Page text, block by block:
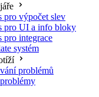
pro výpočet slev
pro UI a info bloky
pro integrace
systém
problémů